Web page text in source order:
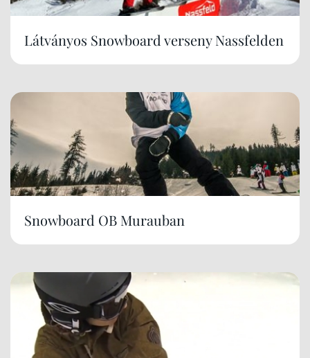
Látványos Snowboard verseny Nassfelden
Snowboard OB Murauban